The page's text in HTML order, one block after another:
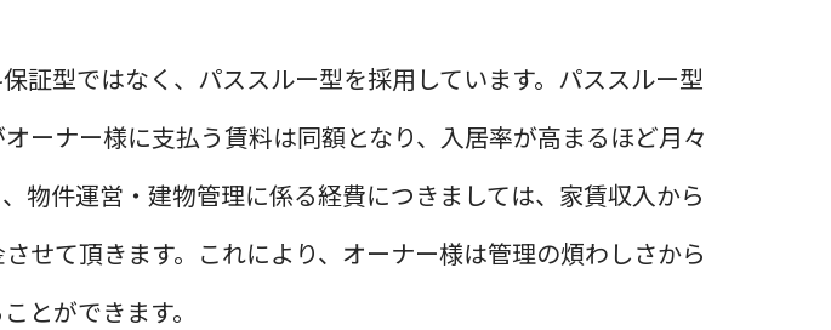
証型ではなく、パススルー型を採用しています。パススルー型
ーナー様に支払う賃料は同額となり、入居率が高まるほど月々
物件運営・建物管理に係る経費につきましては、家賃収入から
せて頂きます。これにより、オーナー様は管理の煩わしさから
とができます。